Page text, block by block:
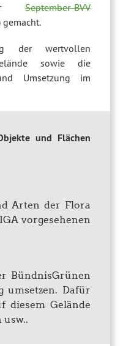
September-BVV
der wertvollen
sowie die
Umsetzung im
und Flächen
Arten der Flora
vorgesehenen
BündnisGrünen
umsetzen. Dafür
diesem Gelände